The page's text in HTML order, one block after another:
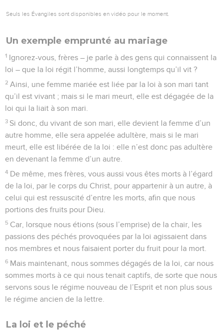
Seuls les Évangiles sont disponibles en vidéo pour le moment.
Un exemple emprunté au mariage
1 Ignorez-vous, frères – je parle à des gens qui connaissent la
loi – que la loi régit l’homme, aussi longtemps qu’il vit ?
2 Ainsi, une femme mariée est liée par la loi à son mari tant
qu’il est vivant ; mais si le mari meurt, elle est dégagée de la
loi qui la liait à son mari.
3 Si donc, du vivant de son mari, elle devient la femme d’un
autre homme, elle sera appelée adultère, mais si le mari
meurt, elle est libérée de la loi : elle n’est donc pas adultère
en devenant la femme d’un autre.
4 De même, mes frères, vous aussi vous êtes morts à l’égard
de la loi, par le corps du Christ, pour appartenir à un autre, à
celui qui est ressuscité d’entre les morts, afin que nous
portions des fruits pour Dieu.
5 Car, lorsque nous étions (sous l’emprise) de la chair, les
passions des péchés provoquées par la loi agissaient dans
nos membres et nous faisaient porter du fruit pour la mort.
6 Mais maintenant, nous sommes dégagés de la loi, car nous
sommes morts à ce qui nous tenait captifs, de sorte que nous
servons sous le régime nouveau de l’Esprit et non plus sous
le régime ancien de la lettre.
La loi et le péché